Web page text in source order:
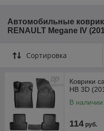
Автомобильные
RENAULT Megane IV
Сортировка
Коврики
HB 3D
В наличии
114 руб.